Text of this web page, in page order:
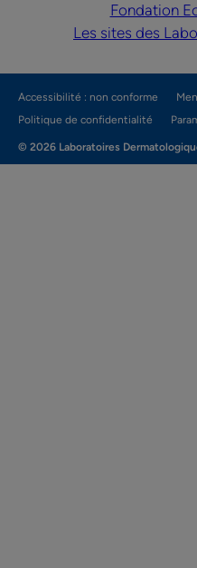
Fondation
Les sites des
Accessibilité : non conforme
Politique de confidentialité
© 2026 Laboratoires